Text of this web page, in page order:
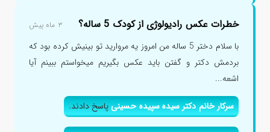
خطرات عکس رادیولوژی از کودک 5 ساله؟ ۳ ماه پیش
با سلام دختر 5 ساله من امروز یه مروارید تو بینیش کرده بود که
بردمش دکتر و گفتن باید عکس بگیریم میخواستم ببینم آیا
اشعه...
سرکار خانم دکتر سیده سپیده حسینیپاسخ دادند.